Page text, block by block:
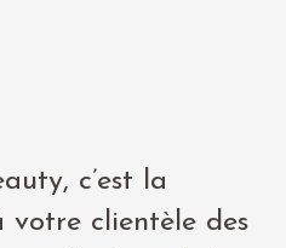
c’est la
votre clientèle des